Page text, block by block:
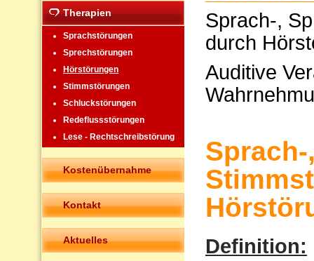
Therapien
Sprachstörungen
Sprechstörungen
Hörstörungen
Stimmstörungen
Schluckstörungen
Redeflussstörungen
Lese - Rechtschreibstörung
Kostenübernahme
Kontakt
Aktuelles
Sprach-,
durch
Auditive
Definition: